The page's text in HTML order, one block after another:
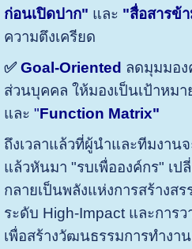
ก่อนเปิดปาก" และ "สื่อสารข้
ความตึงเครียด
✅Goal-Oriented ลดมุมมอง
ส่วนบุคคล ให้มองเป็นเป้าหมา
และ "Function Matrix"
ถึงเวลาแล้วที่ผู้นำและทีมงาน
แล้วหันมา "รบเพื่อองค์กร" เ
กลายเป็นพลังแห่งการสร้างส
ระดับ High-Impact และการ
เพื่อสร้างวัฒนธรรมการทำงา